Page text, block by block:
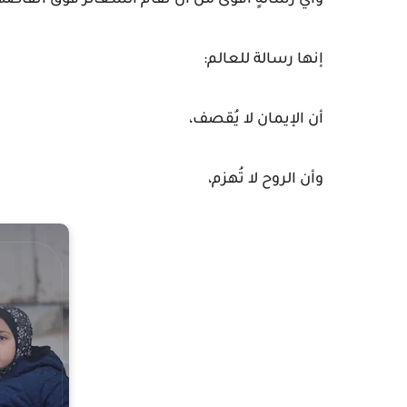
إنها رسالة للعالم:
أن الإيمان لا يُقصف،
وأن الروح لا تُهزم،